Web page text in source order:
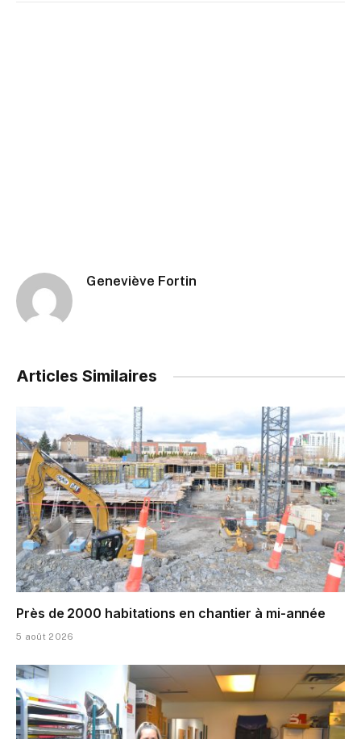
Geneviève Fortin
Articles Similaires
Près de 2000 habitations en chantier à mi-année
5 août 2026